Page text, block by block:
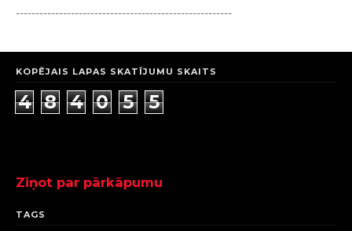
-------------------------------------------------------
KOPĒJAIS LAPAS SKATĪJUMU SKAITS
4 8 4 0 5 5
Ziņot par pārkāpumu
TAGS